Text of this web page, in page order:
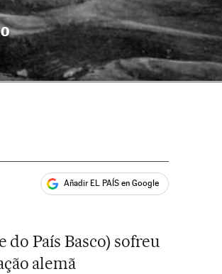
Añadir EL PAÍS en Google
do País Basco) sofreu
alemã